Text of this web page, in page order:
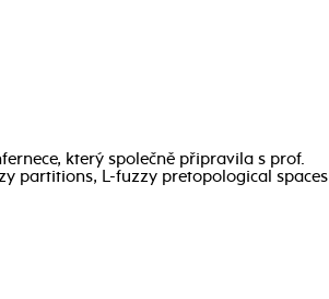
který společně připravila s prof.
partitions, L-fuzzy pretopological spaces